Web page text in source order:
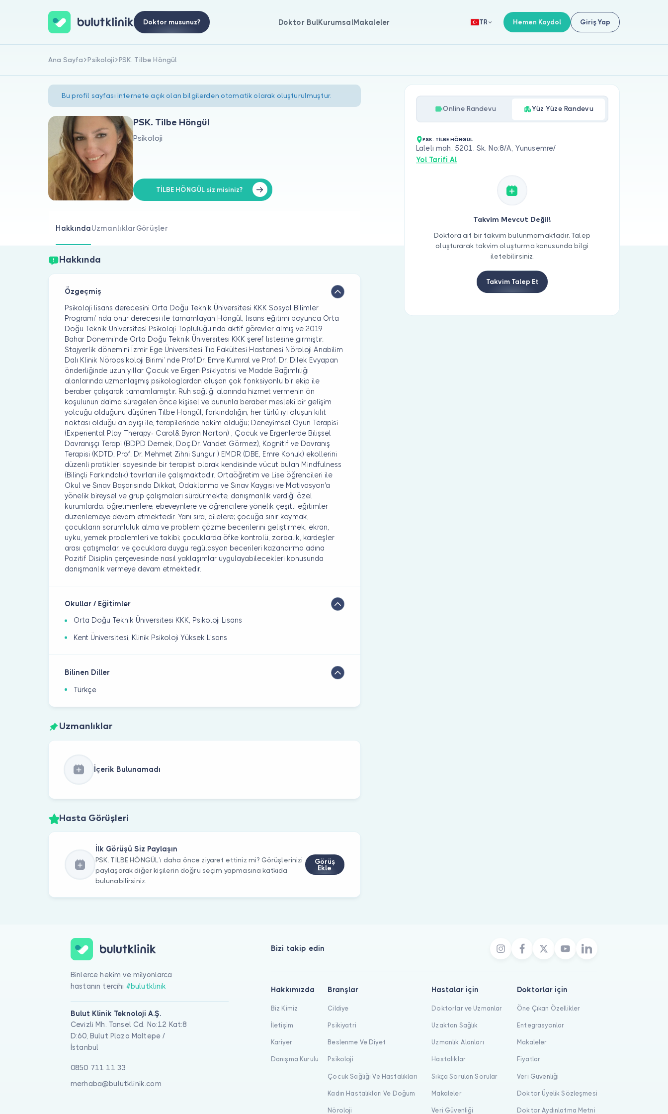
Doktor musunuz? Doktor BulKurumsalMakaleler TR Hemen Kaydol Giriş Yap
Ana Sayfa Psikoloji PSK. Tilbe Höngül
Bu profil sayfası internete açık olan bilgilerden otomatik olarak oluşturulmuştur.
PSK. Tilbe Höngül
Psikoloji
TİLBE HÖNGÜL siz misiniz?
HakkındaUzmanlıklarGörüşler
Hakkında
Özgeçmiş
Psikoloji lisans derecesini Orta Doğu Teknik Üniversitesi KKK Sosyal Bilimler
Programı’ nda onur derecesi ile tamamlayan Höngül, lisans eğitimi boyunca Orta
Doğu Teknik Üniversitesi Psikoloji Topluluğu’nda aktif görevler almış ve 2019
Bahar Dönemi’nde Orta Doğu Teknik Üniversitesi KKK şeref listesine girmiştir.
Stajyerlik dönemini İzmir Ege Üniversitesi Tıp Fakültesi Hastanesi Nöroloji Anabilim
Dalı Klinik Nöropsikoloji Birimi’ nde Prof.Dr. Emre Kumral ve Prof. Dr. Dilek Evyapan
önderliğinde uzun yıllar Çocuk ve Ergen Psikiyatrisi ve Madde Bağımlılığı
alanlarında uzmanlaşmış psikologlardan oluşan çok fonksiyonlu bir ekip ile
beraber çalışarak tamamlamıştır. Ruh sağlığı alanında hizmet vermenin ön
koşulunun daima süregelen önce kişisel ve bununla beraber mesleki bir gelişim
yolcuğu olduğunu düşünen Tilbe Höngül, farkındalığın, her türlü iyi oluşun kilit
noktası olduğu anlayışı ile, terapilerinde hakim olduğu; Deneyimsel Oyun Terapisi
(Experiental Play Therapy- Carol& Byron Norton) , Çocuk ve Ergenlerde Bilişsel
Davranışçı Terapi (BDPD Dernek, Doç.Dr. Vahdet Görmez), Kognitif ve Davranış
Terapisi (KDTD, Prof. Dr. Mehmet Zihni Sungur ) EMDR (DBE, Emre Konuk) ekollerini
düzenli pratikleri sayesinde bir terapist olarak kendisinde vücut bulan Mindfulness
(Bilinçli Farkındalık) tavırları ile çalışmaktadır. Ortaöğretim ve Lise öğrencileri ile
Okul ve Sınav Başarısında Dikkat, Odaklanma ve Sınav Kaygısı ve Motivasyon'a
yönelik bireysel ve grup çalışmaları sürdürmekte, danışmanlık verdiği özel
kurumlarda; öğretmenlere, ebeveynlere ve öğrencilere yönelik çeşitli eğitimler
düzenlemeye devam etmektedir. Yanı sıra, ailelere; çocuğa sınır koymak,
çocukların sorumluluk alma ve problem çözme becerilerini geliştirmek, ekran,
uyku, yemek problemleri ve takibi; çocuklarda öfke kontrolü, zorbalık, kardeşler
arası çatışmalar, ve çocuklara duygu regülasyon becerileri kazandırma adına
Pozitif Disiplin çerçevesinde nasıl yaklaşımlar uygulayabilecekleri konusunda
danışmanlık vermeye devam etmektedir.
Okullar / Eğitimler
Orta Doğu Teknik Üniversitesi KKK, Psikoloji Lisans
Kent Üniversitesi, Klinik Psikoloji Yüksek Lisans
Bilinen Diller
Türkçe
Uzmanlıklar
İçerik Bulunamadı
Hasta Görüşleri
İlk Görüşü Siz Paylaşın
PSK. TİLBE HÖNGÜL’ı daha önce ziyaret ettiniz mi? Görüşlerinizi
paylaşarak diğer kişilerin doğru seçim yapmasına katkıda
bulunabilirsiniz.
Görüş
Ekle
Online Randevu Yüz Yüze Randevu
PSK. TİLBE HÖNGÜL
Laleli mah. 5201. Sk. No:8/A, Yunusemre/
Yol Tarifi Al
Takvim Mevcut Değil!
Doktora ait bir takvim bulunmamaktadır. Talep
oluşturarak takvim oluşturma konusunda bilgi
iletebilirsiniz.
Takvim Talep Et
Binlerce hekim ve milyonlarca
hastanın tercihi #bulutklinik
Bulut Klinik Teknoloji A.Ş.
Cevizli Mh. Tansel Cd. No:12 Kat:8
D:60, Bulut Plaza Maltepe /
İstanbul
0850 711 11 33
merhaba@bulutklinik.com
Bizi takip edin
Hakkımızda
Biz Kimiz
İletişim
Kariyer
Danışma Kurulu
Branşlar
Cildiye
Psikiyatri
Beslenme Ve Diyet
Psikoloji
Çocuk Sağlığı Ve Hastalıkları
Kadın Hastalıkları Ve Doğum
Nöroloji
Hastalar için
Doktorlar ve Uzmanlar
Uzaktan Sağlık
Uzmanlık Alanları
Hastalıklar
Sıkça Sorulan Sorular
Makaleler
Veri Güvenliği
Doktorlar için
Öne Çıkan Özellikler
Entegrasyonlar
Makaleler
Fiyatlar
Veri Güvenliği
Doktor Üyelik Sözleşmesi
Doktor Aydınlatma Metni